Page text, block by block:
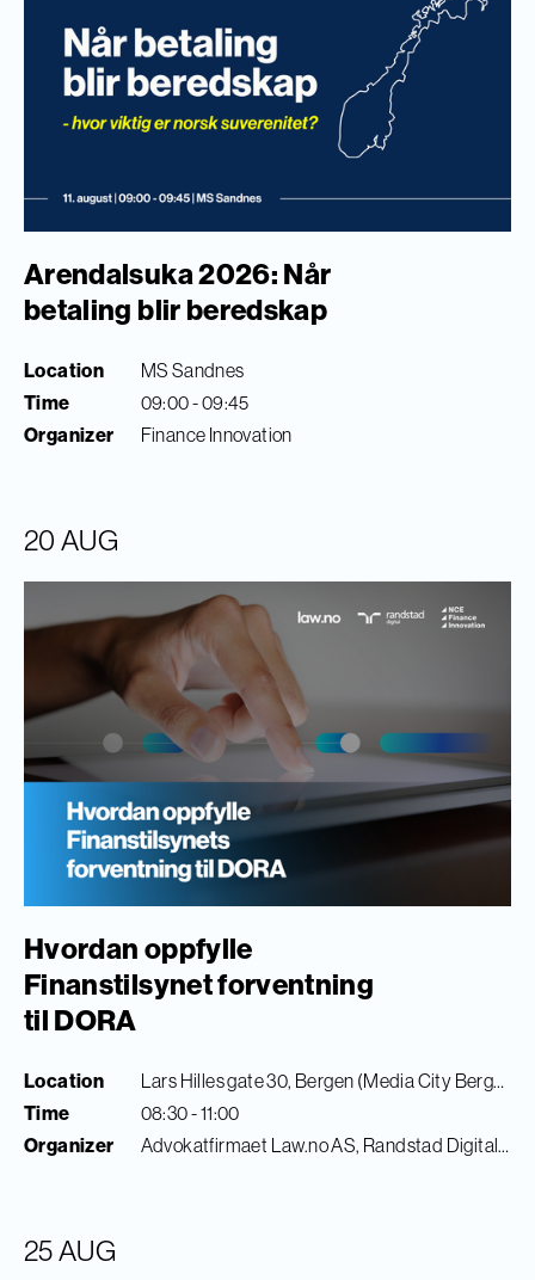
Arendalsuka 2026: Når
betaling blir beredskap
Location
Time
Organizer
MS Sandnes
09:00 - 09:45
Finance Innovation
20 AUG
Hvordan oppfylle
Finanstilsynet forventning
til DORA
Location
Time
Organizer
Lars Hilles gate 30, Bergen (Media City Bergen)
08:30 - 11:00
Advokatfirmaet Law.no AS, Randstad Digital & Finance Innovation
25 AUG